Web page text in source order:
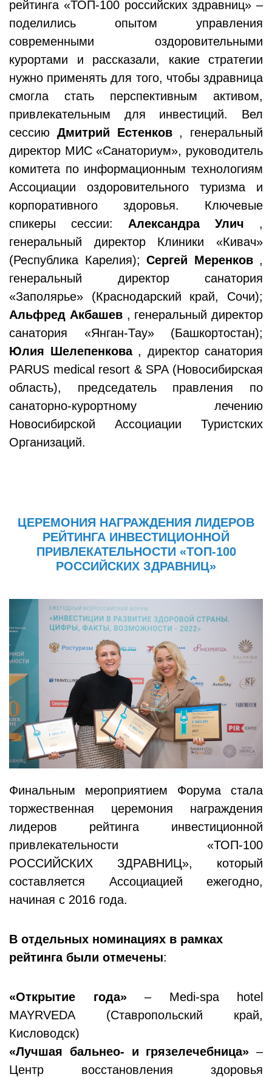
рейтинга «ТОП-100 российских здравниц» –
поделились опытом управления
современными оздоровительными
курортами и рассказали, какие стратегии
нужно применять для того, чтобы здравница
смогла стать перспективным активом,
привлекательным для инвестиций. Вел
сессию Дмитрий Естенков, генеральный
директор МИС «Санаториум», руководитель
комитета по информационным технологиям
Ассоциации оздоровительного туризма и
корпоративного здоровья. Ключевые
спикеры сессии: Александра Улич ,
генеральный директор Клиники «Кивач»
(Республика Карелия); Сергей Меренков,
генеральный директор санатория
«Заполярье» (Краснодарский край, Сочи);
Альфред Акбашев, генеральный директор
санатория «Янган-Тау» (Башкортостан);
Юлия Шелепенкова, директор санатория
PARUS medical resort & SPA (Новосибирская
область), председатель правления по
санаторно-курортному лечению
Новосибирской Ассоциации Туристских
Организаций.
ЦЕРЕМОНИЯ НАГРАЖДЕНИЯ ЛИДЕРОВ
РЕЙТИНГА ИНВЕСТИЦИОННОЙ
ПРИВЛЕКАТЕЛЬНОСТИ «ТОП-100
РОССИЙСКИХ ЗДРАВНИЦ»
Финальным мероприятием Форума стала
торжественная церемония награждения
лидеров рейтинга инвестиционной
привлекательности «ТОП-100
РОССИЙСКИХ ЗДРАВНИЦ», который
составляется Ассоциацией ежегодно,
начиная с 2016 года.
В отдельных номинациях в рамках
рейтинга были отмечены:
«Открытие года»– Medi-spa hotel
MAYRVEDA (Ставропольский край,
Кисловодск)
«Лучшая бальнео- и грязелечебница» –
Центр восстановления здоровья